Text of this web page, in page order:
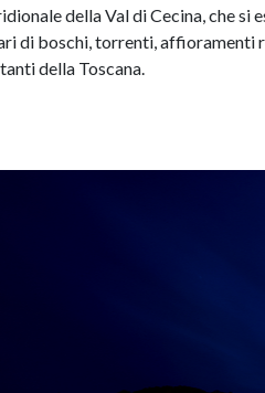
della Val di Cecina, che si
di boschi, torrenti, affioramenti
della Toscana.